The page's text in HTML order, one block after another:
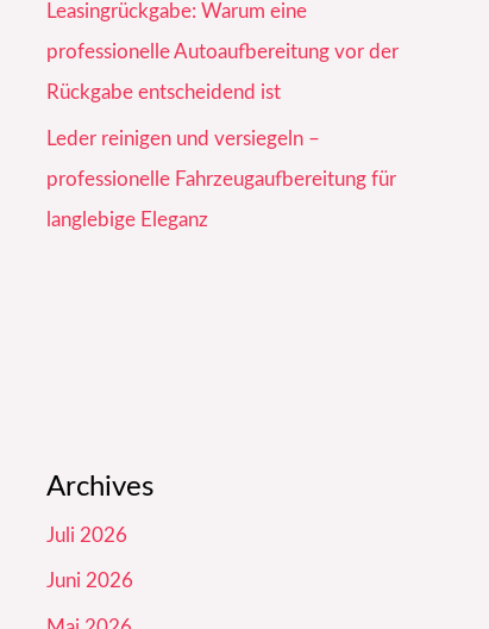
Leasingrückgabe: Warum eine
professionelle Autoaufbereitung vor der
Rückgabe entscheidend ist
Leder reinigen und versiegeln –
professionelle Fahrzeugaufbereitung für
langlebige Eleganz
Archives
Juli 2026
Juni 2026